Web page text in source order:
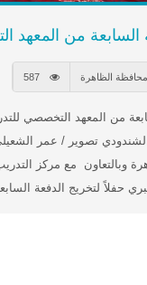
السابعة من
الظاهرة
من المعهد التخصصي
تصوير / عمر
وبالتعاون مع مركز
حفلاً لتخريج الدفعة